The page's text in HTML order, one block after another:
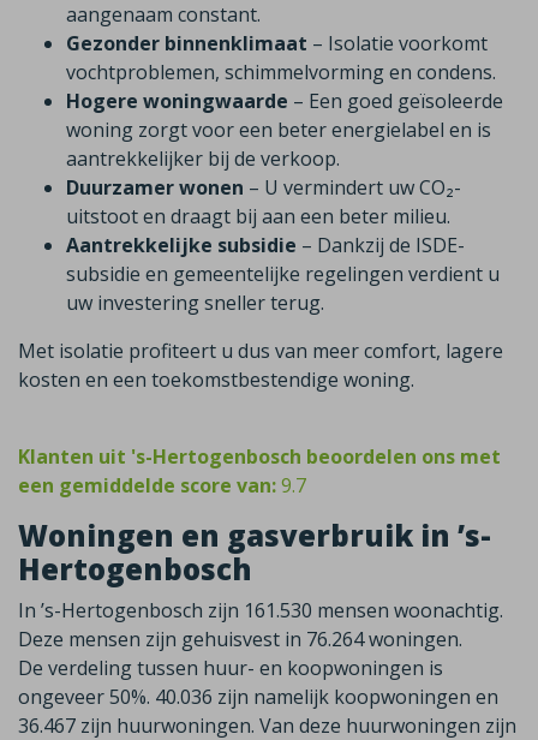
aangenaam constant.
Gezonder binnenklimaat – Isolatie voorkomt
vochtproblemen, schimmelvorming en condens.
Hogere woningwaarde – Een goed geïsoleerde
woning zorgt voor een beter energielabel en is
aantrekkelijker bij de verkoop.
Duurzamer wonen – U vermindert uw CO₂-
uitstoot en draagt bij aan een beter milieu.
Aantrekkelijke subsidie – Dankzij de ISDE-
subsidie en gemeentelijke regelingen verdient u
uw investering sneller terug.
Met isolatie profiteert u dus van meer comfort, lagere
kosten en een toekomstbestendige woning.
Klanten uit 's-Hertogenbosch beoordelen ons met
een gemiddelde score van:9.7
Woningen en gasverbruik in ’s-
Hertogenbosch
In ’s-Hertogenbosch zijn 161.530 mensen woonachtig.
Deze mensen zijn gehuisvest in 76.264 woningen.
De verdeling tussen huur- en koopwoningen is
ongeveer 50%. 40.036 zijn namelijk koopwoningen en
36.467 zijn huurwoningen. Van deze huurwoningen zijn